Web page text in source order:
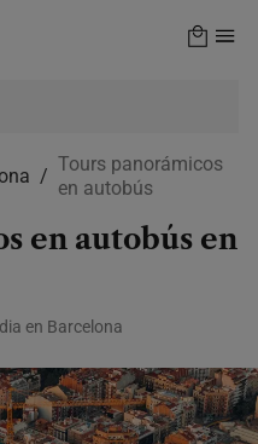
Tours panorámicos
en autobús
en autobús en
en Barcelona